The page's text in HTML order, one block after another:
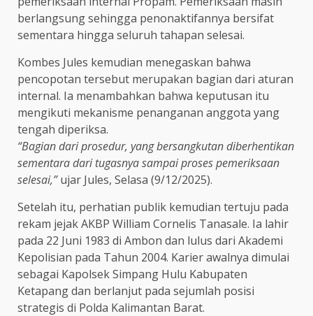
berlangsung sehingga penonaktifannya bersifat
sementara hingga seluruh tahapan selesai.
Kombes Jules kemudian menegaskan bahwa
pencopotan tersebut merupakan bagian dari aturan
internal. Ia menambahkan bahwa keputusan itu
mengikuti mekanisme penanganan anggota yang
tengah diperiksa.
“Bagian dari prosedur, yang bersangkutan diberhentikan
sementara dari tugasnya sampai proses pemeriksaan
selesai,”ujar Jules, Selasa (9/12/2025).
Setelah itu, perhatian publik kemudian tertuju pada
rekam jejak AKBP William Cornelis Tanasale. Ia lahir
pada 22 Juni 1983 di Ambon dan lulus dari Akademi
Kepolisian pada Tahun 2004. Karier awalnya dimulai
sebagai Kapolsek Simpang Hulu Kabupaten
Ketapang dan berlanjut pada sejumlah posisi
strategis di Polda Kalimantan Barat.